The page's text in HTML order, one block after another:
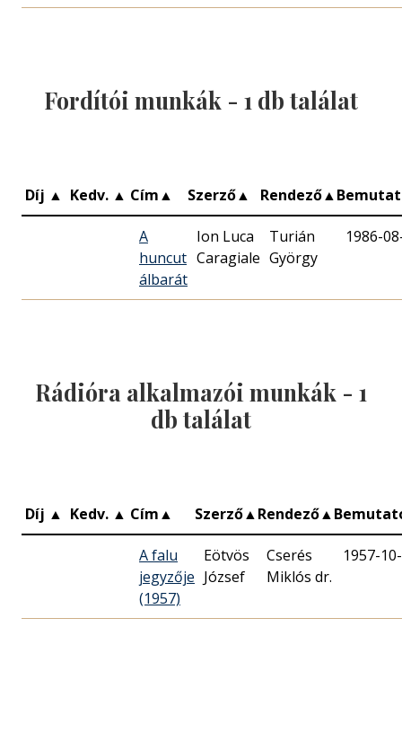
Fordítói munkák - 1 db találat
Díj ▲ Kedv. ▲ Cím▲ Szerző▲ Rendező▲
A
huncut
álbarát
Ion Luca
Caragiale
Turián
György
1986-
Rádióra alkalmazói munkák - 1
db találat
Díj ▲ Kedv. ▲ Cím▲ Szerző▲Rendező▲
A falu
jegyzője
(1957)
Eötvös
József
Cserés
Miklós dr.
1957-